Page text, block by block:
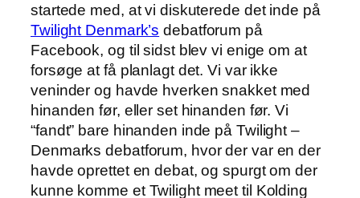
startede med, at vi diskuterede det inde på
Twilight Denmark’s debatforum på
Facebook, og til sidst blev vi enige om at
forsøge at få planlagt det. Vi var ikke
veninder og havde hverken snakket med
hinanden før, eller set hinanden før. Vi
“fandt” bare hinanden inde på Twilight –
Denmarks debatforum, hvor der var en der
havde oprettet en debat, og spurgt om der
kunne komme et Twilight meet til Kolding